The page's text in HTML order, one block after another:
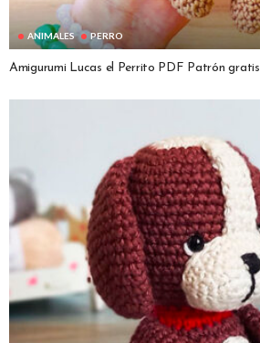
ANIMALES PERRO
Amigurumi Lucas el Perrito PDF Patrón gratis